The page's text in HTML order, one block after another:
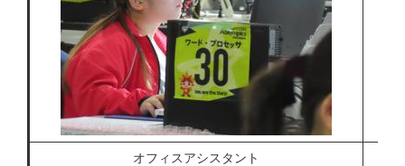
オフィスアシスタント